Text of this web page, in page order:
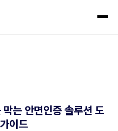
는 안면인증 솔루션 도
이드